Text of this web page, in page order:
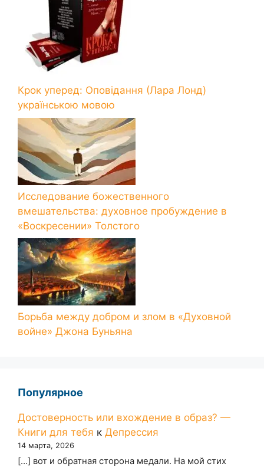
Крок уперед: Оповідання (Лара Лонд)
українською мовою
Исследование божественного
вмешательства: духовное пробуждение в
«Воскресении» Толстого
Борьба между добром и злом в «Духовной
войне» Джона Буньяна
Популярное
Достоверность или вхождение в образ? —
Книги для тебя к Депрессия
14 марта, 2026
[…] вот и обратная сторона медали. На мой стих